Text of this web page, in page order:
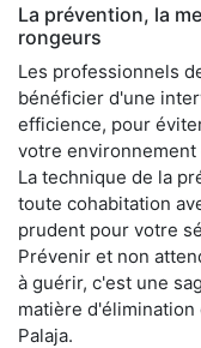
La prévention, la
rongeurs
Les professionnels
bénéficier d'une
efficience, pour
votre environnement
La technique de la
toute cohabitation
prudent pour votre
Prévenir et non
à guérir, c'est une
matière
Palaja.